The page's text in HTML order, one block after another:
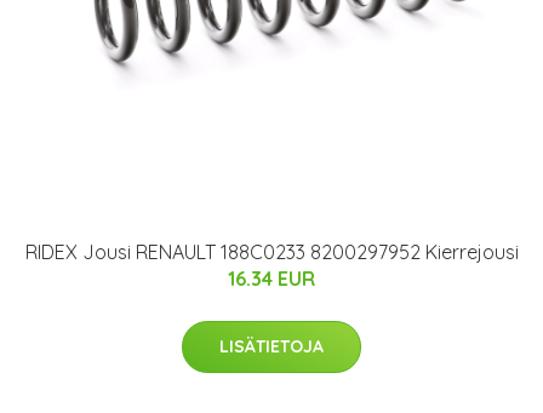
RIDEX Jousi RENAULT 188C0233 8200297952 Kierrejousi
16.34 EUR
LISÄTIETOJA